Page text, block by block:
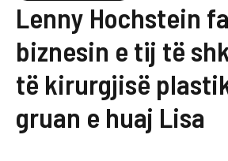
Lenny Hochstein
biznesin e tij të
të kirurgjisë
gruan e huaj Lisa